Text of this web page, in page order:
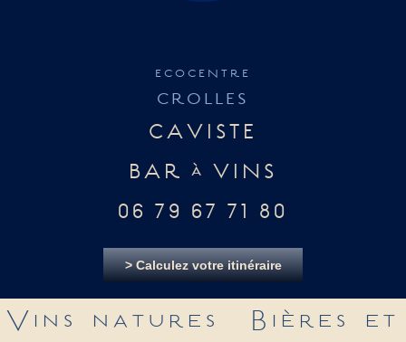
ecocentre
CROLLES
CAVISTE
BAR à VINS
06 79 67 71 80
> Calculez votre itinéraire
Vins natures Bières et